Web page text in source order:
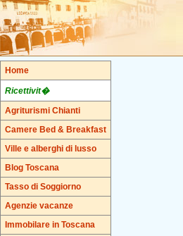
Home
Ricettivit�
Agriturismi Chianti
Camere Bed & Breakfast
Ville e alberghi di lusso
Blog Toscana
Tasso di Soggiorno
Agenzie vacanze
Immobilare in Toscana